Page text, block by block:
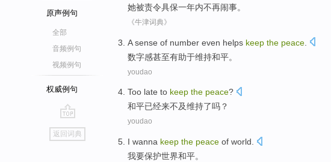
原声例句
全部
音频例句
视频例句
权威例句
go
top
返回词典
她被责令具保一年内不再闹事。
《牛津词典》
Asense of number even helps keep the peace
数字感甚至有助于维持和平。
youdao
Too late to keep the peace?
和平已经来不及维持了吗？
youdao
I wanna keep the peace of world
我要保护世界和平。